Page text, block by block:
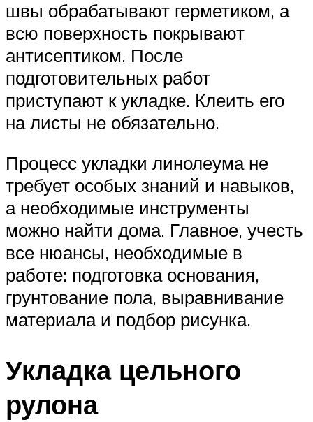
швы обрабатывают герметиком, а
всю поверхность покрывают
антисептиком. После
подготовительных работ
приступают к укладке. Клеить его
на листы не обязательно.
Процесс укладки линолеума не
требует особых знаний и навыков,
а необходимые инструменты
можно найти дома. Главное, учесть
все нюансы, необходимые в
работе: подготовка основания,
грунтование пола, выравнивание
материала и подбор рисунка.
Укладка цельного
рулона